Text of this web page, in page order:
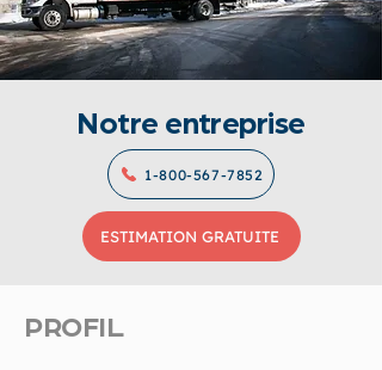
Notre entreprise
1-800-567-7852
ESTIMATION GRATUITE
PROFIL